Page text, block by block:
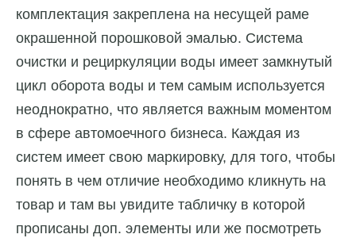
комплектация закреплена на несущей раме
окрашенной порошковой эмалью. Система
очистки и рециркуляции воды имеет замкнутый
цикл оборота воды и тем самым используется
неоднократно, что является важным моментом
в сфере автомоечного бизнеса. Каждая из
систем имеет свою маркировку, для того, чтобы
понять в чем отличие необходимо кликнуть на
товар и там вы увидите табличку в которой
прописаны доп. элементы или же посмотреть